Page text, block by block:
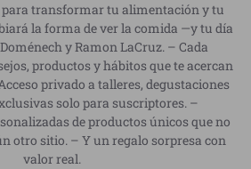
para transformar tu alimentación y tu
la forma de ver la comida —y tu día
y Ramon LaCruz. – Cada
productos y hábitos que te acercan
privado a talleres, degustaciones
solo para suscriptores. –
de productos únicos que no
otro sitio. – Y un regalo sorpresa con
valor real.